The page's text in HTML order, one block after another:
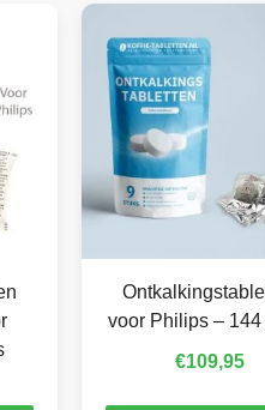
voor Philips – 144
€109,95